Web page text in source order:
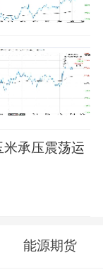
承压震荡运
能源期货